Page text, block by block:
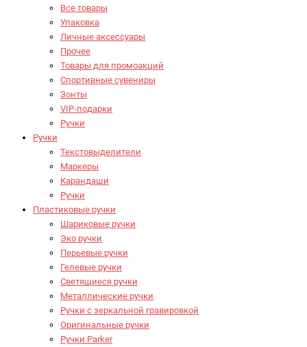
Все товары
Упаковка
Личные аксессуары
Прочее
Товары для промоакций
Спортивные сувениры
Зонты
VIP-подарки
Ручки
Ручки
Текстовыделители
Маркеры
Карандаши
Ручки
Пластиковые ручки
Шариковые ручки
Эко ручки
Перьевые ручки
Гелевые ручки
Светящиеся ручки
Металлические ручки
Ручки с зеркальной гравировкой
Оригинальные ручки
Ручки Parker